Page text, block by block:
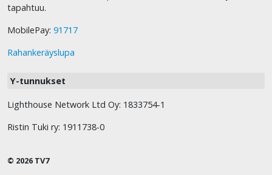
tapahtuu.
MobilePay: 91717
Rahankeräyslupa
Y-tunnukset
Lighthouse Network Ltd Oy: 1833754-1
Ristin Tuki ry: 1911738-0
© 2026 TV7